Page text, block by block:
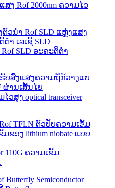
ງ Rof 2000nm ຄວາມໄວ
SLD ອະຄະຕິຕ່ຳ
ສູງ optical transceiver
110G ຄວາມເຂັ້ມ